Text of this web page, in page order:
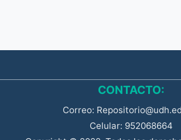
CONTACTO:
Correo:
Celular: 952068664